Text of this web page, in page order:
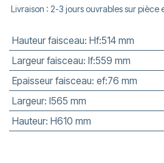
Livraison : 2-3 jours ouvrables sur pièce
Hauteur faisceau: Hf:514 mm
Largeur faisceau: lf:559 mm
Epaisseur faisceau: ef:76 mm
Largeur: l565 mm
Hauteur: H610 mm